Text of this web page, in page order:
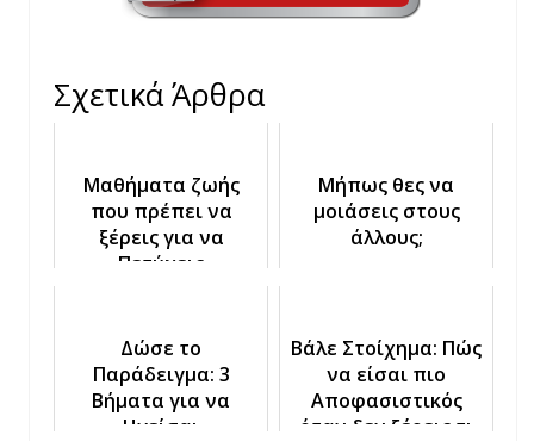
Σχετικά Άρθρα
Μαθήματα ζωής
που πρέπει να
ξέρεις για να
Πετύχεις
Μήπως θες να
μοιάσεις στους
άλλους;
Δώσε το
Παράδειγμα: 3
Βήματα για να
Ηγείσαι
Βάλε Στοίχημα: Πώς
να είσαι πιο
Αποφασιστικός
όταν δεν ξέρεις τι